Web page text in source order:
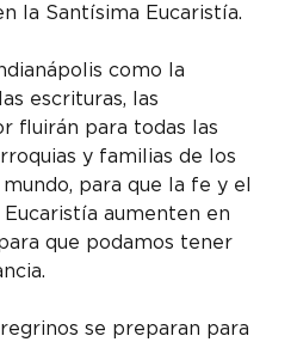
la Santísima Eucaristía.
como la
escrituras, las
fluirán para todas las
y familias de los
para que la fe y el
aumenten en
que podamos tener
se preparan para